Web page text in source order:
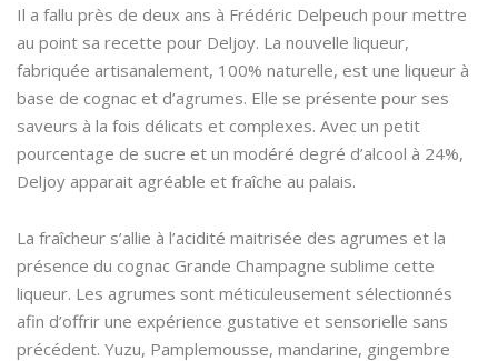
Il a fallu près de deux ans à Frédéric Delpeuch pour mettre
au point sa recette pour Deljoy. La nouvelle liqueur,
fabriquée artisanalement, 100% naturelle, est une liqueur à
base de cognac et d’agrumes. Elle se présente pour ses
saveurs à la fois délicats et complexes. Avec un petit
pourcentage de sucre et un modéré degré d’alcool à 24%,
Deljoy apparait agréable et fraîche au palais.
La fraîcheur s’allie à l’acidité maitrisée des agrumes et la
présence du cognac Grande Champagne sublime cette
liqueur. Les agrumes sont méticuleusement sélectionnés
afin d’offrir une expérience gustative et sensorielle sans
précédent. Yuzu, Pamplemousse, mandarine, gingembre